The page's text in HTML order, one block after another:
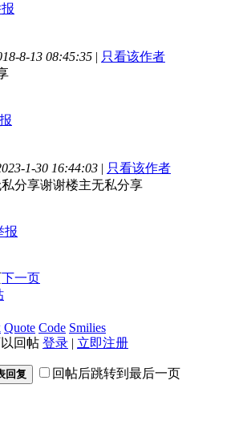
8-13 08:45:35 | 只看该作者
1-30 16:44:03 | 只看该作者
分享谢谢楼主无私分享
报
下一页
Quote Code Smilies
回帖 登录 | 立即注册
回复 回帖后跳转到最后一页